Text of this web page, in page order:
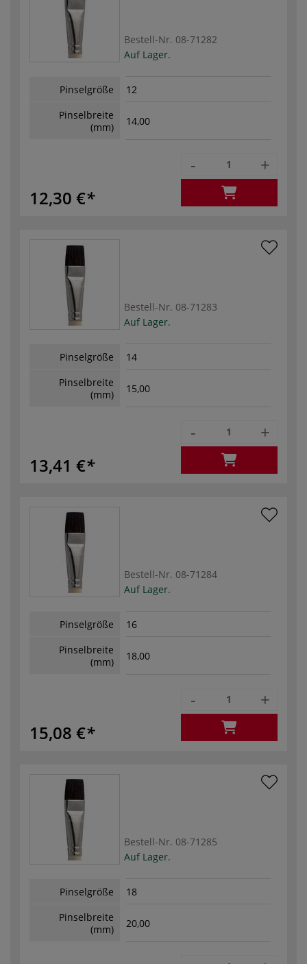
Bestell-Nr. 08-71282
Auf Lager.
Pinselgröße
12
Pinselbreite
(mm)
14,00
12,30 €
- +
Bestell-Nr. 08-71283
Auf Lager.
Pinselgröße
14
Pinselbreite
(mm)
15,00
13,41 €
- +
Bestell-Nr. 08-71284
Auf Lager.
Pinselgröße
16
Pinselbreite
(mm)
18,00
15,08 €
- +
Bestell-Nr. 08-71285
Auf Lager.
Pinselgröße
18
Pinselbreite
(mm)
20,00